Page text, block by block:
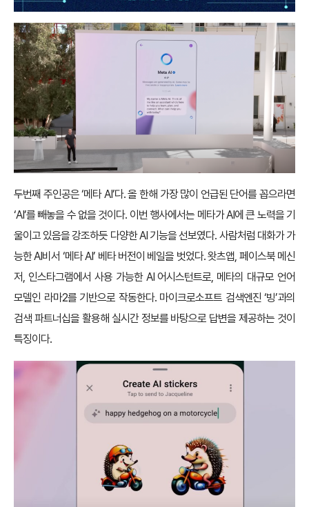
두번째 주인공은 ‘메타 AI’다. 올 한해 가장 많이 언급된 단어를 꼽으라면
‘AI’를 빼놓을 수 없을 것이다. 이번 행사에서는 메타가 AI에 큰 노력을 기
울이고 있음을 강조하듯 다양한 AI 기능을 선보였다. 사람처럼 대화가 가
능한 AI비서 ‘메타 AI’ 베타 버전이 베일을 벗었다. 왓츠앱, 페이스북 메신
저, 인스타그램에서 사용 가능한 AI 어시스턴트로, 메타의 대규모 언어
모델인 라마2를 기반으로 작동한다. 마이크로소프트 검색엔진 ‘빙’과의
검색 파트너십을 활용해 실시간 정보를 바탕으로 답변을 제공하는 것이
특징이다.